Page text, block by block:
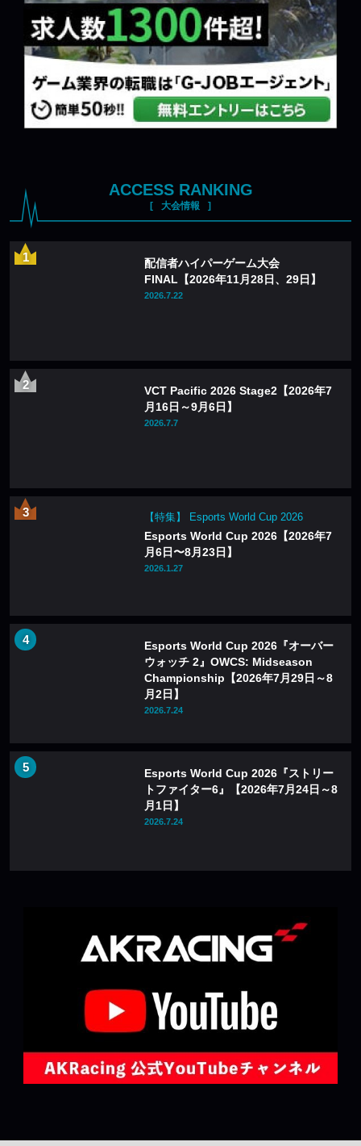
ACCESS RANKING
大会情報
配信者ハイパーゲーム大会
FINAL【2026年11月28日、29日】
2026.7.22
VCT Pacific 2026 Stage2【2026年7
月16日～9月6日】
2026.7.7
【特集】 Esports World Cup 2026
Esports World Cup 2026【2026年7
月6日〜8月23日】
2026.1.27
Esports World Cup 2026『オーバー
ウォッチ 2』OWCS: Midseason
Championship【2026年7月29日～8
月2日】
2026.7.24
Esports World Cup 2026『ストリー
トファイター6』【2026年7月24日～8
月1日】
2026.7.24